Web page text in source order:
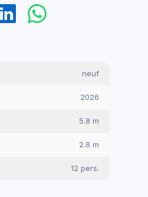
neuf
2026
5.8 m
2.8 m
12 pers.